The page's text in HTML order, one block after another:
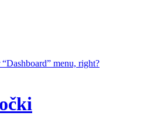
“Dashboard” menu, right?